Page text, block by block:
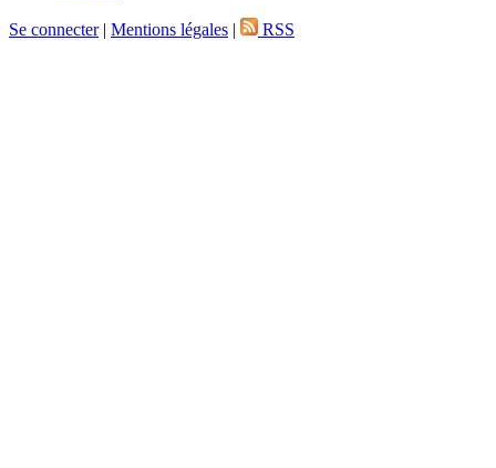
Se connecter| Mentions légales | RSS